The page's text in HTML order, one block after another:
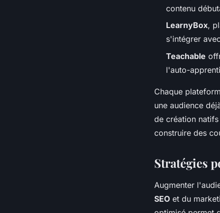
contenu
LearnyBox,
s'intégrer
Teachable
l'auto-
Chaque
une audience
de création
construire des
Stratégies
Augmenter
SEO et du